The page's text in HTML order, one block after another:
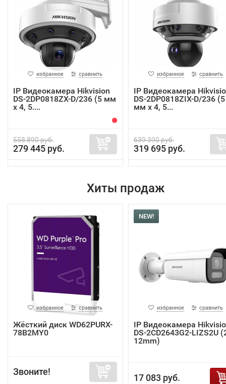
избранное сравнить
IP Видеокамера Hikvision
DS-2DP0818ZX-D/236 (5 мм
x 4, 5....
558 890 руб.
279 445 руб.
избранное сравнить
IP Видеокамера
DS-2DP0818ZIX-D/236 (5
мм x 4, 5...
639 390 руб.
319 695 руб.
Хиты продаж
избранное сравнить
Жёсткий диск WD62PURX-
78B2MY0
Звоните!
NEW!
избранное сравнить
IP Видеокамера
DS-2CD2643G2-LIZS2U
12mm)
17 083 руб.